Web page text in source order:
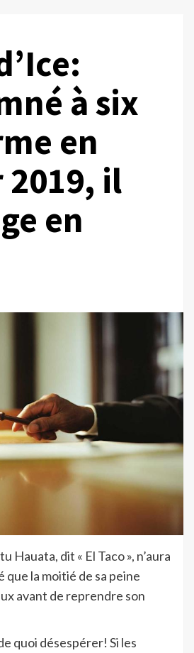
à six
en
il
en
Hauata, dit « El Taco », n’aura
la moitié de sa peine
avant de reprendre son
quoi désespérer! Si les